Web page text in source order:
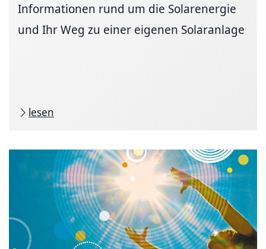
Informationen rund um die Solarenergie
und Ihr Weg zu einer eigenen Solaranlage
lesen